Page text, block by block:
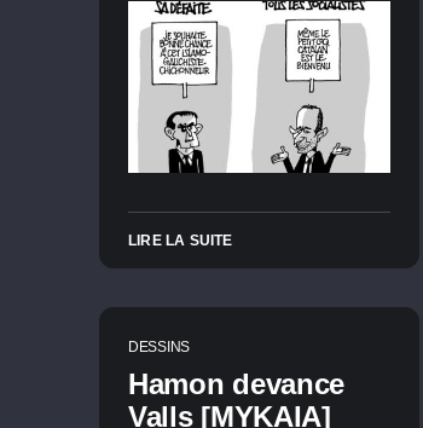
LIRE LA SUITE
DESSINS
Hamon devance
Valls [MYKAIA]